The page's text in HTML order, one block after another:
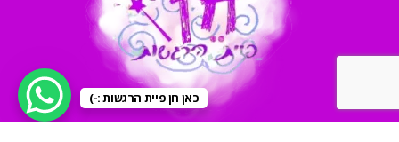
כאן חן פיית הרגשות :-)